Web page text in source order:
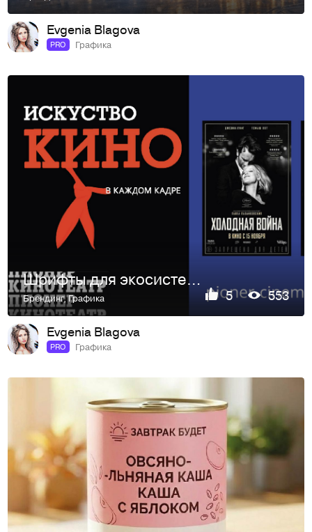
Evgenia Blagova
PRO Графика
Шрифты для экосистемы бренда «Пионер»
Брендинг,Графика 5 553
Evgenia Blagova
PRO Графика